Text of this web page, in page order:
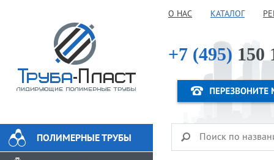
О НАС КАТАЛОГ
+7 (495) 150
ПОЛИМЕРНЫЕ ТРУБЫ